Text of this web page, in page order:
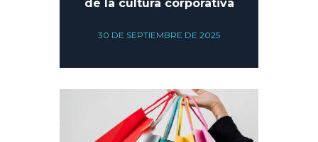
de la cultura corporativa
30 DE SEPTIEMBRE DE 2025